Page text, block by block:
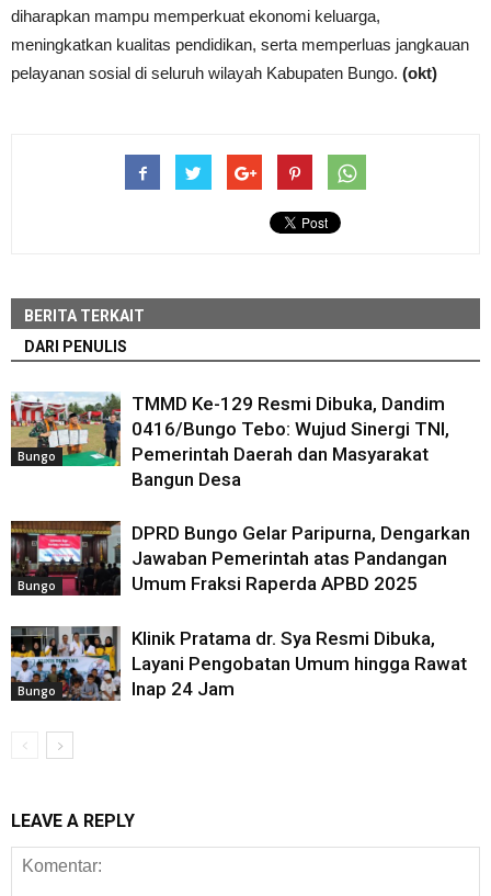
diharapkan mampu memperkuat ekonomi keluarga,
meningkatkan kualitas pendidikan, serta memperluas jangkauan
pelayanan sosial di seluruh wilayah Kabupaten Bungo. (okt)
BERITA TERKAIT
DARI PENULIS
Bungo
TMMD Ke-129 Resmi Dibuka, Dandim
0416/Bungo Tebo: Wujud Sinergi TNI,
Pemerintah Daerah dan Masyarakat
Bangun Desa
Bungo
DPRD Bungo Gelar Paripurna, Dengarkan
Jawaban Pemerintah atas Pandangan
Umum Fraksi Raperda APBD 2025
Bungo
Klinik Pratama dr. Sya Resmi Dibuka,
Layani Pengobatan Umum hingga Rawat
Inap 24 Jam
LEAVE A REPLY